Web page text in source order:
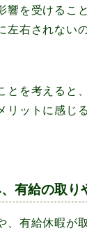
響を受けるこ
左右されない
とを考えると
リットに感じ
有給の取り
、有給休暇が